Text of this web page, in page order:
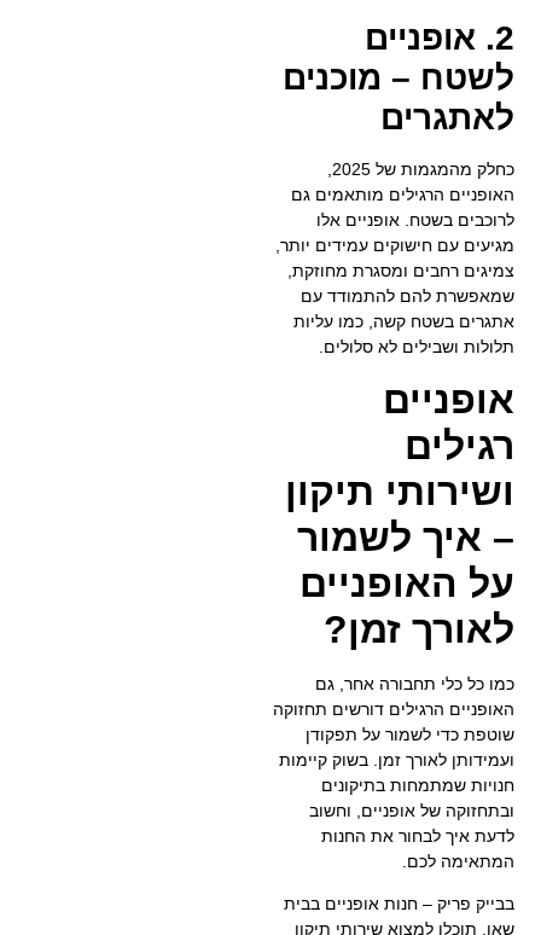
2. אופניים
לשטח – מוכנים
לאתגרים
האופניים הרגילים מותאמים גם
לרוכבים בשטח. אופניים אלו
מגיעים עם חישוקים עמידים יותר,
צמיגים רחבים ומסגרת מחוזקת,
שמאפשרת להם להתמודד עם
אתגרים בשטח קשה, כמו עליות
תלולות ושבילים לא סלולים.
אופניים
רגילים
ושירותי תיקון
– איך לשמור
על האופניים
לאורך זמן?
כמו כל כלי תחבורה אחר, גם
האופניים הרגילים דורשים תחזוקה
שוטפת כדי לשמור על תפקודן
ועמידותן לאורך זמן. בשוק קיימות
חנויות שמתמחות בתיקונים
ובתחזוקה של אופניים, וחשוב
לדעת איך לבחור את החנות
המתאימה לכם.
בבייק פריק – חנות אופניים בבית
שאן, תוכלו למצוא שירותי תיקון